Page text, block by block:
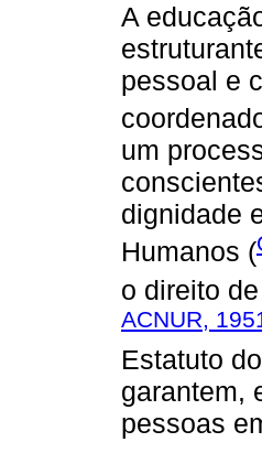
A
pessoal e
um
dignidade
Humanos (
o direito
ACNUR,
Estatuto
garantem,
pessoas